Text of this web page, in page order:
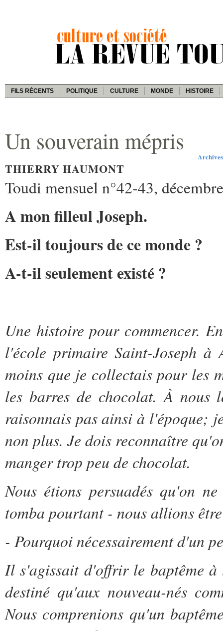
FILS RÉCENTS POLITIQUE CULTURE MONDE HISTOIRE
Un souverain mépris
Archives
THIERRY HAUMONT
Toudi mensuel n°42-43,
A mon filleul Joseph.
Est-il toujours de ce monde ?
A-t-il seulement existé ?
Une histoire pour commencer.
l'école primaire Saint-Joseph
moins que je collectais pour les
les barres de chocolat. À nous
raisonnais pas ainsi à l'époque;
non plus. Je dois reconnaître
manger trop peu de chocolat.
Nous étions persuadés qu'on
tomba pourtant - nous allions
- Pourquoi nécessairement d'un
Il s'agissait d'offrir le baptême à
destiné qu'aux nouveau-nés
Nous comprenions qu'un